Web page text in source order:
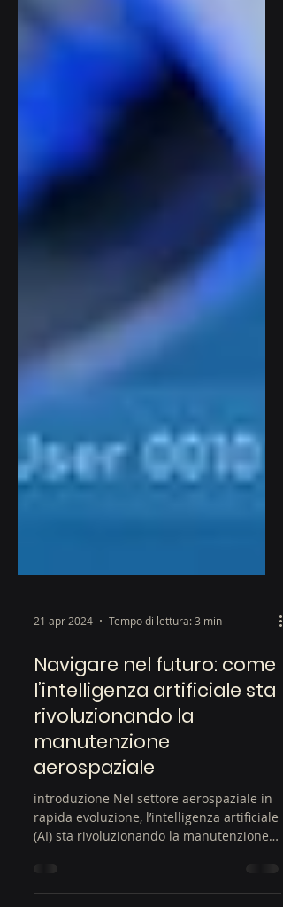
21 apr 2024 Tempo di lettura: 3 min
Navigare nel futuro: come
l’intelligenza artificiale sta
rivoluzionando la
manutenzione
aerospaziale
introduzione Nel settore aerospaziale in